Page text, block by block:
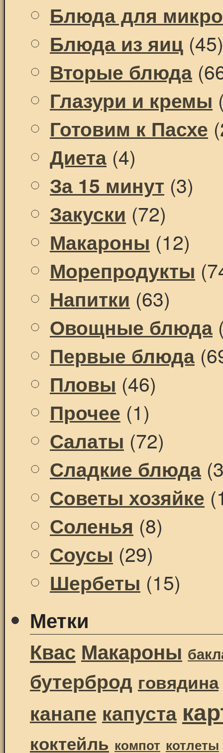
Блюда для
Блюда из яиц (45)
Вторые блюда
Глазури и кремы
Готовим к Пасхе
Диета (4)
За 15 минут (3)
Закуски (72)
Макароны (12)
Морепродукты
Напитки (63)
Овощные блюда
Первые блюда
Пловы (46)
Прочее (1)
Салаты (72)
Сладкие блюда
Советы хозяйке
Соленья (8)
Соусы (29)
Шербеты (15)
Метки
Квас Макароны
бутерброд говядина
канапе капуста
коктейль компот котлеты